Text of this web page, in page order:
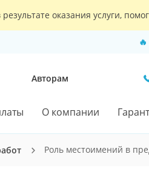
оказания услуги,
🔥
Авторам
О компании
Роль местоимений в